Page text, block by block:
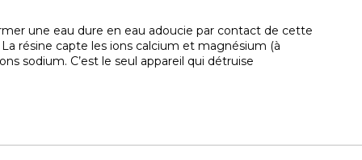
une eau dure en eau adoucie par contact de cette
résine capte les ions calcium et magnésium (à
sodium. C’est le seul appareil qui détruise